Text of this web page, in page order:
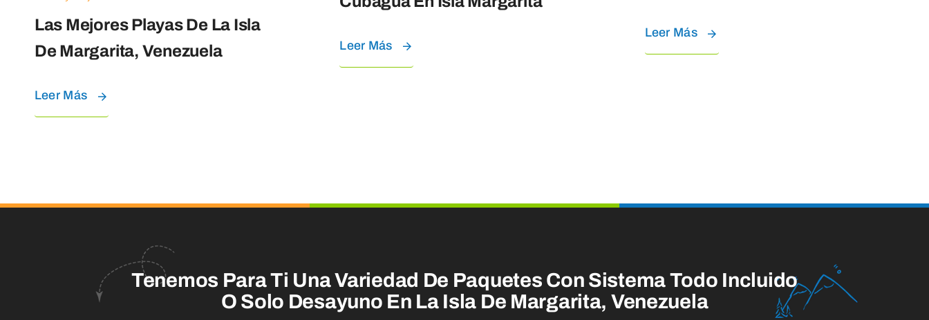
Las Mejores Playas De La Isla
De Margarita, Venezuela
Leer Más
Leer Más
Leer Más
Tenemos Para Ti Una Variedad De Paquetes Con Sistema Todo Incluido
O Solo Desayuno En La Isla De Margarita, Venezuela